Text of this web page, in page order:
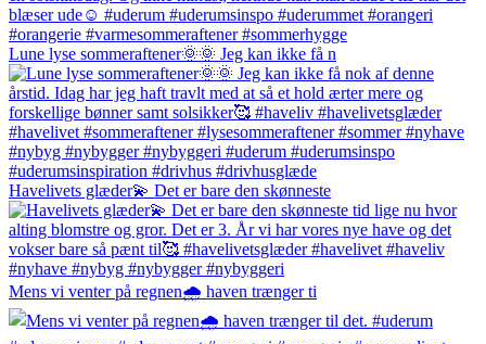
Lune lyse sommeraftener🌞🌞 Jeg kan ikke få n
Havelivets glæder💫 Det er bare den skønneste
Mens vi venter på regnen🌧️ haven trænger ti